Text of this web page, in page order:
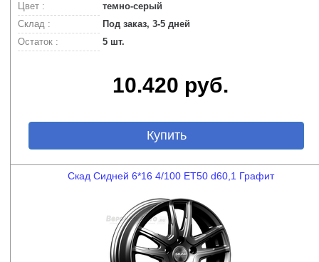
Цвет :
темно-серый
Склад :
Под заказ, 3-5 дней
Остаток :
5 шт.
10.420 руб.
Купить
Скад Сидней 6*16 4/100 ET50 d60,1 Графит